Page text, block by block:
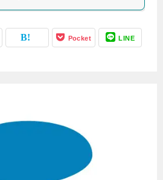
Pocket LINE